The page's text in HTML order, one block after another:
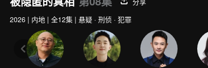
2026 | 内地 | 全12集 | 悬疑 · 刑侦 · 犯罪